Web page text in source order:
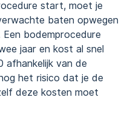
start, moet je
baten opwegen
Een bodemprocedure
jaar en kost al snel
afhankelijk van de
het risico dat je de
deze kosten moet